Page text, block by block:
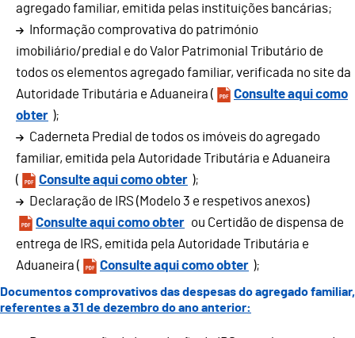
agregado familiar, emitida pelas instituições bancárias;
Informação comprovativa do património
imobiliário/predial e do Valor Patrimonial Tributário de
todos os elementos agregado familiar, verificada no site da
Autoridade Tributária e Aduaneira (
Consulte aqui como
obter );
Caderneta Predial de todos os imóveis do agregado
familiar, emitida pela Autoridade Tributária e Aduaneira
(
Consulte aqui como obter );
Declaração de IRS (Modelo 3 e respetivos anexos)
Consulte aqui como obter ou Certidão de dispensa de
entrega de IRS, emitida pela Autoridade Tributária e
Aduaneira (
Consulte aqui como obter );
Documentos comprovativos das despesas do agregado familiar,
referentes a 31 de dezembro do ano anterior: